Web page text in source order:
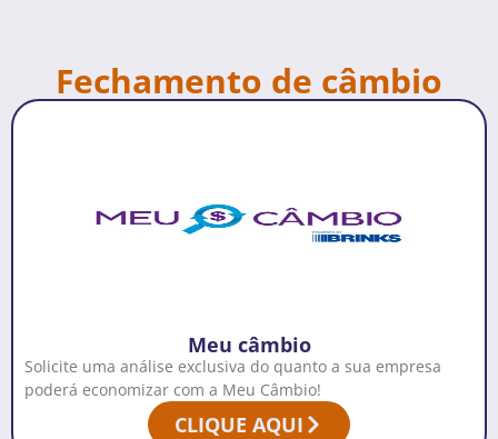
Fechamento de câmbio
Meu câmbio
Solicite uma análise exclusiva do quanto a sua empresa
poderá economizar com a Meu Câmbio!
CLIQUE AQUI